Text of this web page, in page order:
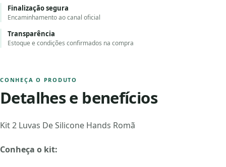
Finalização segura
Encaminhamento ao canal oficial
Transparência
Estoque e condições confirmados na compra
CONHEÇA O PRODUTO
Detalhes e benefícios
Kit 2 Luvas De Silicone Hands Romã
Conheça o kit: